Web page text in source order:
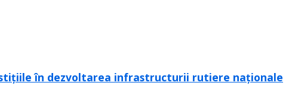
în dezvoltarea infrastructurii rutiere naționale